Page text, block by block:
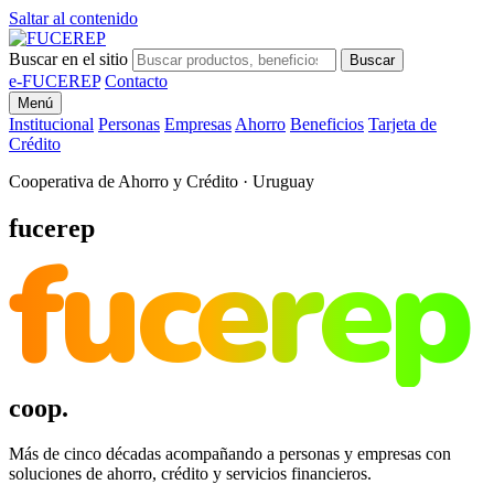
Saltar al contenido
Buscar en el sitio Buscar
e-FUCEREP Contacto
Menú
Institucional Personas Empresas Ahorro Beneficios Tarjeta de
Crédito
Cooperativa de Ahorro y Crédito · Uruguay
fucerep
fucerep
coop.
Más de cinco décadas acompañando a personas y empresas con
soluciones de ahorro, crédito y servicios financieros.